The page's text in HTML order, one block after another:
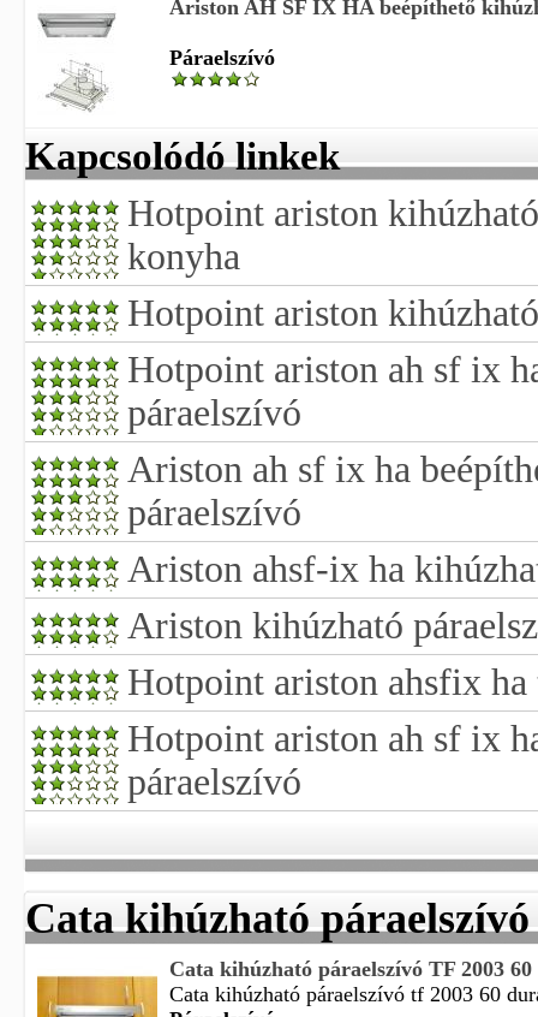
Ariston AH SF IX HA beépíthető
Páraelszívó
Kapcsolódó linkek
Hotpoint ariston
konyha
Hotpoint ariston
Hotpoint ariston ah sf ix
páraelszívó
Ariston ah sf ix ha
páraelszívó
Ariston ahsf-ix ha
Ariston kihúzható
Hotpoint ariston ahsfix
Hotpoint ariston ah sf ix
páraelszívó
Cata kihúzható páraelszívó
Cata kihúzható páraelszívó TF 2003
Cata kihúzható páraelszívó tf 2003 60